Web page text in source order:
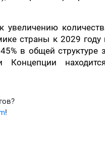
страны к 2029 году
в общей
Концепции
!